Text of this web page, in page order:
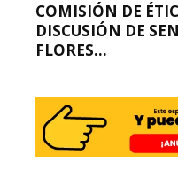
COMISIÓN DE
DISCUSIÓN DE
FLORES...